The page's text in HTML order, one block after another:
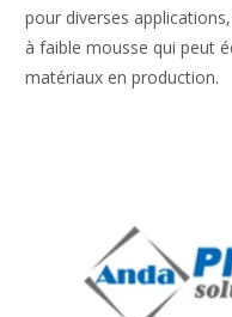
pour diverses
à faible mousse qui peut
matériaux en production.